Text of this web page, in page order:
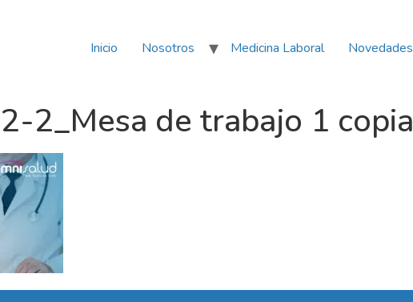
Inicio Nosotros Medicina Laboral Novedades
2_Mesa de trabajo 1 copia